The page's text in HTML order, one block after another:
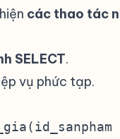
các thao tác
SELECT.
vụ phức tạp.